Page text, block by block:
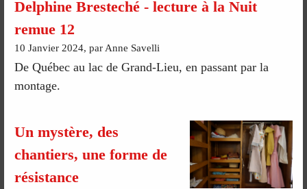
Delphine Bresteché - lecture à la Nuit
remue 12
10 Janvier 2024, par Anne Savelli
De Québec au lac de Grand-Lieu, en passant par la
montage.
Un mystère, des
chantiers, une forme de
résistance